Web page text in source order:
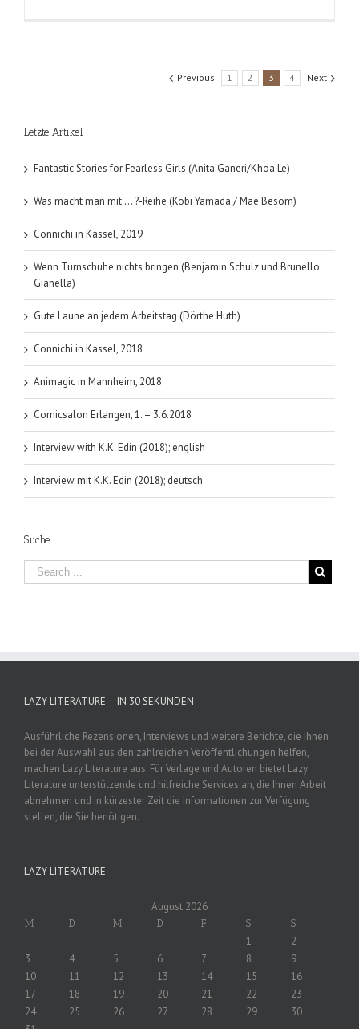
Previous 1 2 3 4 Next
Letzte Artikel
Fantastic Stories for Fearless Girls (Anita Ganeri/Khoa Le)
Was macht man mit … ?-Reihe (Kobi Yamada / Mae Besom)
Connichi in Kassel, 2019
Wenn Turnschuhe nichts bringen (Benjamin Schulz und Brunello
Gianella)
Gute Laune an jedem Arbeitstag (Dörthe Huth)
Connichi in Kassel, 2018
Animagic in Mannheim, 2018
Comicsalon Erlangen, 1. – 3.6.2018
Interview with K.K. Edin (2018); english
Interview mit K.K. Edin (2018); deutsch
Suche
LAZY LITERATURE – IN 30 SEKUNDEN
Ausführliche Rezensionen, Interviews und weitere Berichte, die Ihnen
bei der Auswahl aus den zahlreichen Veröffentlichungen helfen,
machen Lazy Literature aus. Für Verlage und Autoren bietet Lazy
Literature unterstützende und hilfreiche Services an, die Ihnen Arbeit
abnehmen und in kürzester Zeit die Informationen zur Verfügung
stellen, die Sie benötigen.
LAZY LITERATURE
August 2026
M D M D F S S
1
2
3
4 5 6 7 8
9
10
11 12 13 14 15
16
17
18 19 20 21 22
23
24
25 26 27 28 29
30